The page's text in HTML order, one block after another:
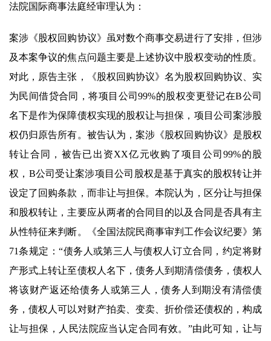
法院国际商事法庭经审理认为：
案涉《股权回购协议》虽对数个商事交易进行了安排，但涉
及本案争议的焦点问题主要是上述协议中股权变动的性质。
对此，原告主张，《股权回购协议》名为股权回购协议、实
为民间借贷合同，将项目公司99%的股权变更登记在B公司
名下是作为保障债权实现的股权让与担保，项目公司案涉股
权仍归原告所有。被告认为，案涉《股权回购协议》是股权
转让合同，被告已出资XX亿元收购了项目公司99%的股
权，B公司受让案涉项目公司股权是基于真实的股权转让并
设定了回购条款，而非让与担保。本院认为，区分让与担保
和股权转让，主要应从两者的合同目的以及合同是否具有主
从性特征来判断。《全国法院民商事审判工作会议纪要》第
71条规定：“债务人或第三人与债权人订立合同，约定将财
产形式上转让至债权人名下，债务人到期清偿债务，债权人
将该财产返还给债务人或第三人，债务人到期没有清偿债
务，债权人可以对财产拍卖、变卖、折价偿还债权的，构成
让与担保，人民法院应当认定合同有效。”由此可知，让与